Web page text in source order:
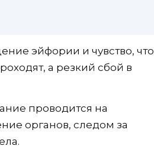
эйфории и чувство, что
а резкий сбой в
проводится на
органов, следом за